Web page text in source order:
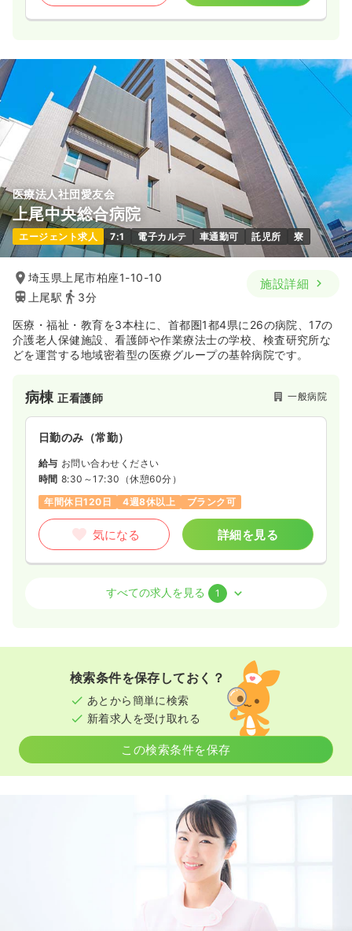
医療法人社団愛友会
上尾中央総合病院
エージェント求人 7:1 電子カルテ 車通勤可 託児所 寮
埼玉県上尾市柏座1-10-10
上尾駅
3分
施設詳細
医療・福祉・教育を3本柱に、首都圏1都4県に26の病院、17の
介護老人保健施設、看護師や作業療法士の学校、検査研究所な
どを運営する地域密着型の医療グループの基幹病院です。
病棟正看護師 一般病院
日勤のみ（常勤）
給与 お問い合わせください
時間 8:30～17:30 （休憩60分）
年間休日120日
4週8休以上 ブランク可
気になる 詳細を見る
正・准看護師
8:30～17:30
日祝休み
年間休日120日 4週8休以上
ブランク可
月給24万円以上可
気になる 詳細を見る
すべての求人を見る 1
検索条件を保存しておく？
あとから簡単に検索
新着求人を受け取れる
この検索条件を保存